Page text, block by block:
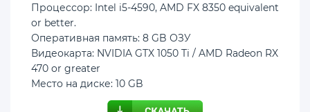
Процессор: Intel i5-4590, AMD FX 8350 equivalent
or better.
Оперативная память: 8 GB ОЗУ
Видеокарта: NVIDIA GTX 1050 Ti / AMD Radeon RX
470 or greater
Место на диске: 10 GB